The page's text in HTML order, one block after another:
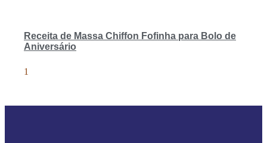
Receita de Massa Chiffon Fofinha para Bolo de
Aniversário